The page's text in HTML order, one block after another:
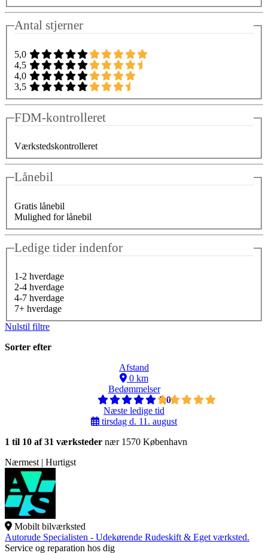
Antal stjerner
5,0
4,5
4,0
3,5
FDM-kontrolleret
Værkstedskontrolleret
Lånebil
Gratis lånebil
Mulighed for lånebil
Ledige tider indenfor
1-2 hverdage
2-4 hverdage
4-7 hverdage
7+ hverdage
Nulstil filtre
Sorter efter
Afstand
0 km
Bedømmelser
5,0
Næste ledige tid
tirsdag d. 11. august
1 til 10 af 31 værksteder nær 1570 København
Nærmest | Hurtigst
Mobilt bilværksted
Autorude Specialisten - Udekørende Rudeskift & Eget værksted.
Service og reparation hos dig